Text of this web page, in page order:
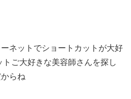
ネットでショートカットが大好
ご大好きな美容師さんを探し
らね